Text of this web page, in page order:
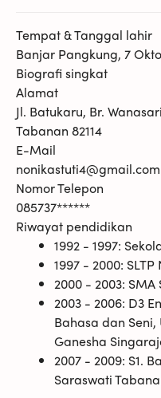
Tempat & Tanggal lahir
Banjar Pangkung, 7
Biografi singkat
Alamat
Jl. Batukaru, Br.
Tabanan 82114
E-Mail
nonikastuti4@gmail.com
Nomor Telepon
085737******
Riwayat pendidikan
1992 - 1997:
1997 - 2000:
2000 - 2003:
2003 - 2006: D3
Bahasa dan
Ganesha
2007 - 2009: S1.
Saraswati